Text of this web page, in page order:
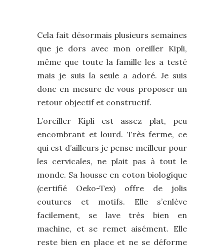
Cela fait désormais plusieurs semaines
que je dors avec mon oreiller Kipli,
même que toute la famille les a testé
mais je suis la seule a adoré. Je suis
donc en mesure de vous proposer un
retour objectif et constructif.
L’oreiller Kipli est assez plat, peu
encombrant et lourd. Très ferme, ce
qui est d’ailleurs je pense meilleur pour
les cervicales, ne plait pas à tout le
monde. Sa housse en coton biologique
(certifié Oeko-Tex) offre de jolis
coutures et motifs. Elle s’enlève
facilement, se lave très bien en
machine, et se remet aisément. Elle
reste bien en place et ne se déforme